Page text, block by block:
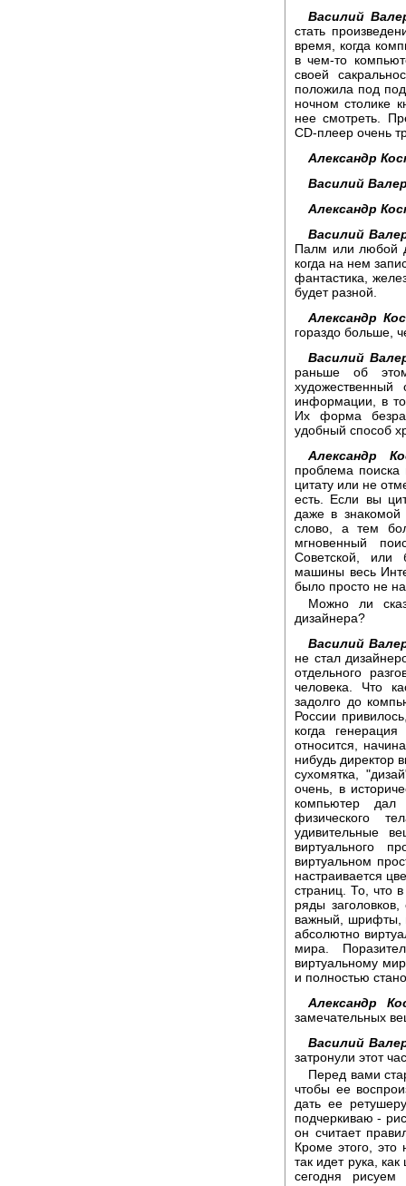
Василий
стать
время, когда
в чем-то
своей
положила под
ночном столике
нее смотреть.
CD-плеер очень
Александр
Василий
Александр
Василий
Палм или любой
когда на нем
фантастика,
будет разной.
Александр
гораздо больше,
Василий
раньше об
информации, в
Их форма
удобный способ
Александр
проблема
цитату или не
есть. Если вы
даже в
слово, а тем
мгновенный
Советской, или
машины весь
было просто не
Можно ли
дизайнера?
Василий
не стал
отдельного
человека. Что
задолго до
России
когда
относится,
нибудь директор
сухомятка,
очень, в
компьютер дал
физического
удивительные
виртуального
виртуальном
настраивается
страниц. То, что
ряды
важный, шрифты,
абсолютно
мира.
виртуальному
и полностью
Александр
замечательных
Василий
затронули этот
Перед вами
чтобы ее
дать ее
подчеркиваю -
он считает
Кроме этого, это
так идет рука,
сегодня рисуем